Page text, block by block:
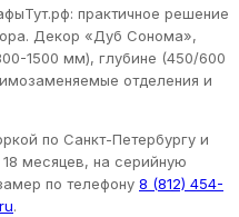
практичное решение
Декор «Дуб Сонома»,
1500 мм), глубине (450/600
отделения и
по Санкт-Петербургу и
18 месяцев, на серийную
по телефону 8 (812) 454-
.